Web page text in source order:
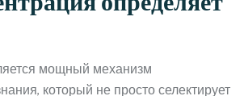
мощный механизм
который не просто селектирует